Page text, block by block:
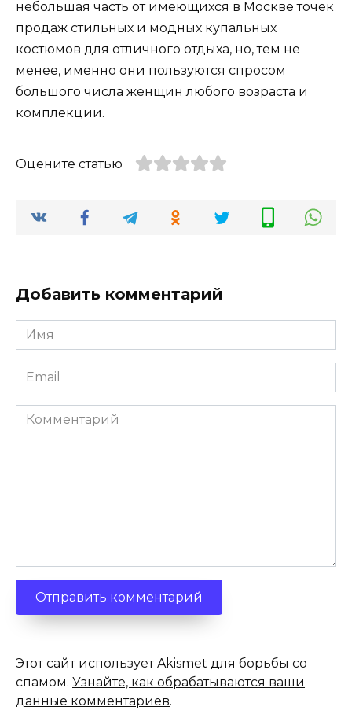
небольшая часть от имеющихся в Москве точек
продаж стильных и модных купальных
костюмов для отличного отдыха, но, тем не
менее, именно они пользуются спросом
большого числа женщин любого возраста и
комплекции.
Оцените статью
Добавить комментарий
Имя
*
Email
*
Комментарий
Этот сайт использует Akismet для борьбы со
спамом. Узнайте, как обрабатываются ваши
данные комментариев.